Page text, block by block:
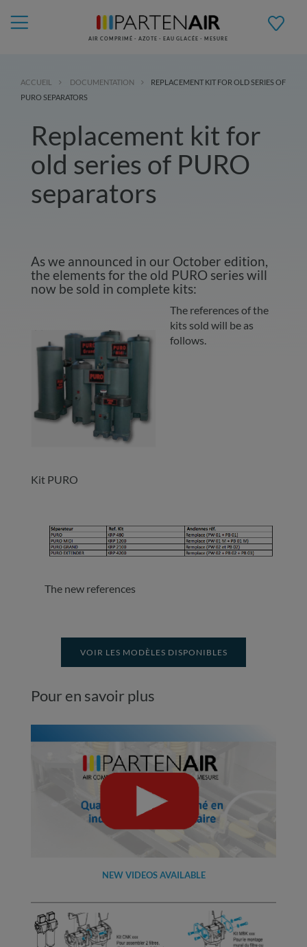
AIR COMPRIMÉ - AZOTE - EAU GLACÉE - MESURE
ACCUEIL DOCUMENTATION
REPLACEMENT KIT FOR OLD SERIES OF
PURO SEPARATORS
Replacement kit for
old series of PURO
separators
As we announced in our October edition,
the elements for the old PURO series will
now be sold in complete kits:
Kit PURO
The references of the
kits sold will be as
follows.
The new references
VOIR LES MODÈLES DISPONIBLES
Pour en savoir plus
NEW VIDEOS AVAILABLE